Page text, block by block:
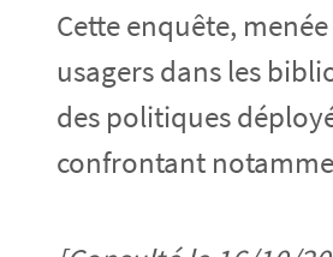
Cette enquête,
usagers dans les
des politiques
confrontant